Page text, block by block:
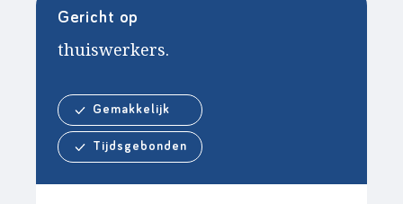
Gericht op
thuiswerkers.
Gemakkelijk
Tijdsgebonden